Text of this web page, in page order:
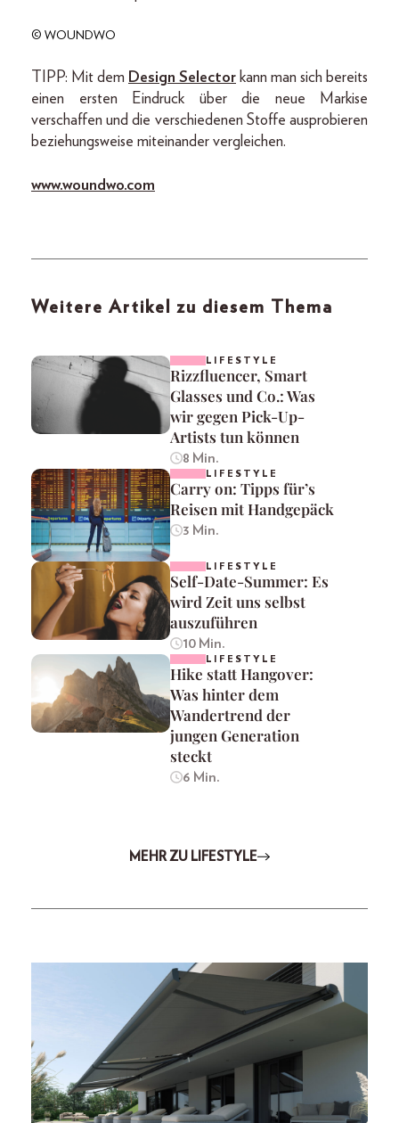
© WOUNDWO
TIPP: Mit dem Design Selector kann man sich bereits
einen ersten Eindruck über die neue Markise
verschaffen und die verschiedenen Stoffe ausprobieren
beziehungsweise miteinander vergleichen.
www.woundwo.com
Weitere Artikel zu diesem Thema
LIFESTYLE
Rizzfluencer, Smart
Glasses und Co.: Was
wir gegen Pick-Up-
Artists tun können
8 Min.
LIFESTYLE
Carry on: Tipps für’s
Reisen mit Handgepäck
3 Min.
LIFESTYLE
Self-Date-Summer: Es
wird Zeit uns selbst
auszuführen
10 Min.
LIFESTYLE
Hike statt Hangover:
Was hinter dem
Wandertrend der
jungen Generation
steckt
6 Min.
MEHR ZU LIFESTYLE